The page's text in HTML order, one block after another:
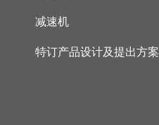
减速机
特订产品设计及提出方案